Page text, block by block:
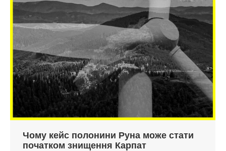
Чому кейс полонини Руна може стати
початком знищення Карпат